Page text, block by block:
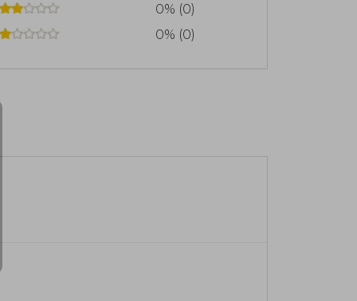
0% (0)
0% (0)